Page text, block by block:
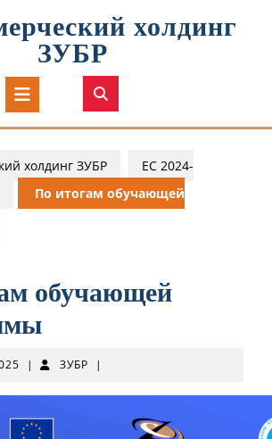
холдинг
ЗУБР
Кнопка
Открыть
холдинг ЗУБР
ЕС 2024-
По итогам обучающей
обучающей
2025
| ЗУБР ЗУБР
|